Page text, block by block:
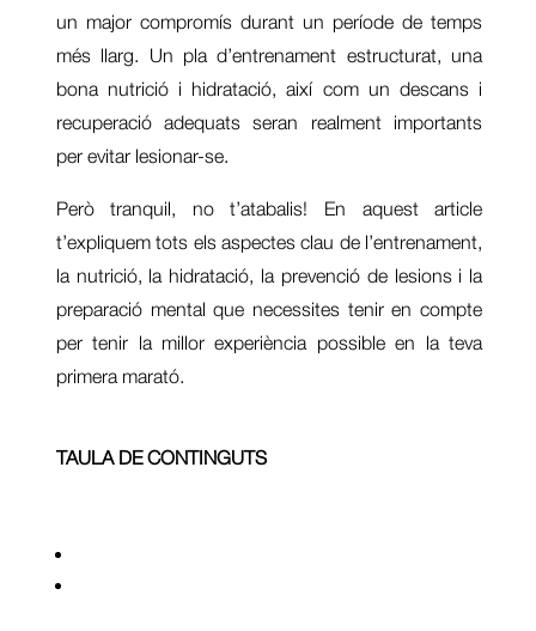
un major compromís durant un període de temps
més llarg. Un pla d’entrenament estructurat, una
bona nutrició i hidratació, així com un descans i
recuperació adequats seran realment importants
per evitar lesionar-se.
Però tranquil, no t’atabalis! En aquest article
t’expliquem tots els aspectes clau de l’entrenament,
la nutrició, la hidratació, la prevenció de lesions i la
preparació mental que necessites tenir en compte
per tenir la millor experiència possible en la teva
primera marató.
TAULA DE CONTINGUTS